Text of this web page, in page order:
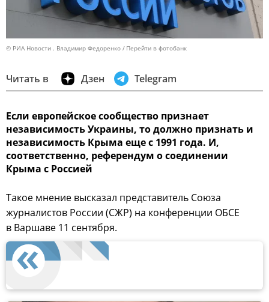
© РИА Новости . Владимир Федоренко Перейти в фотобанк
Читать в Дзен Telegram
Если европейское сообщество признает
независимость Украины, то должно признать и
независимость Крыма еще с 1991 года. И,
соответственно, референдум о соединении
Крыма с Россией
Такое мнение высказал представитель Союза
журналистов России (СЖР) на конференции ОБСЕ
в Варшаве 11 сентября.